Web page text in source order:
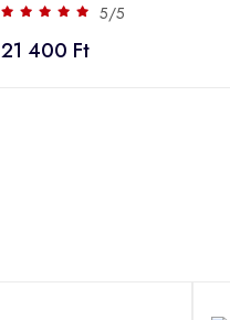
5/5
21 400 Ft